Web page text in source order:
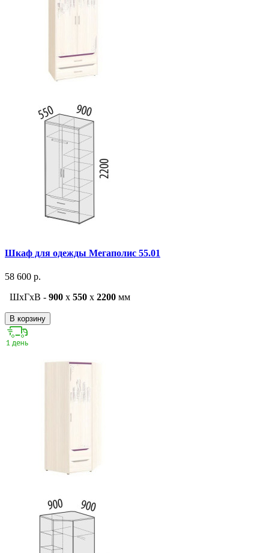
Шкаф для одежды Мегаполис 55.01
58 600 р.
ШxГxВ - 900 x 550 x 2200 мм
В корзину